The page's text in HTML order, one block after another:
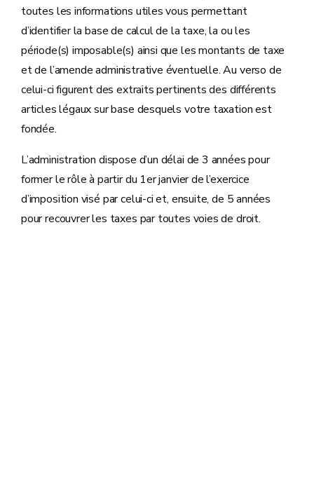
toutes les informations utiles vous permettant
d’identifier la base de calcul de la taxe, la ou les
période(s) imposable(s) ainsi que les montants de taxe
et de l’amende administrative éventuelle. Au verso de
celui-ci figurent des extraits pertinents des différents
articles légaux sur base desquels votre taxation est
fondée.
L’administration dispose d’un délai de 3 années pour
former le rôle à partir du 1er janvier de l’exercice
d’imposition visé par celui-ci et, ensuite, de 5 années
pour recouvrer les taxes par toutes voies de droit.